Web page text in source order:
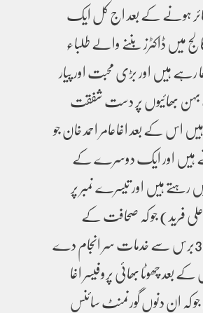
ہونے کے بعد اج کل ایک
میں ڈاکٹرز بننے والے طلباء
رہے ہیں اور بڑی محبت اور پیار
بھائیوں پر دست شفقت
اس کے بعد اغاعامر احمد خان جو
ہیں اور ایک دوسرے کے
رہتے ہیں اور تیسرے نمبر پر
علی فرید) جو کہ صحافت کے
میدان میں 34برس سے خدمات سر انجام دے
چھوٹا بھائی پروفیسر اغا
جو کہ ان دنوں گورنمنٹ سائنس